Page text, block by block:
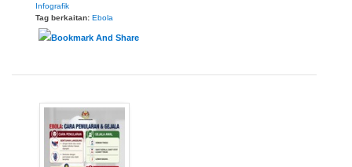
Infografik
Tag berkaitan: Ebola